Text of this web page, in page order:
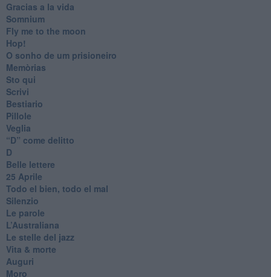
Gracias a la vida
Somnium
Fly me to the moon
Hop!
O sonho de um prisioneiro
Memòrias
Sto qui
Scrivi
Bestiario
Pillole
Veglia
​“D” come delitto
D
Belle lettere
25 Aprile
Todo el bien, todo el mal
Silenzio
Le parole
​L’Australiana
Le stelle del jazz
Vita & morte
Auguri
Moro